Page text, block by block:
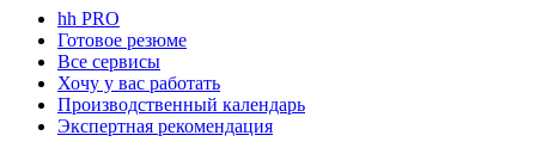
hh PRO
Готовое резюме
Все сервисы
Хочу у вас работать
Производственный календарь
Экспертная рекомендация